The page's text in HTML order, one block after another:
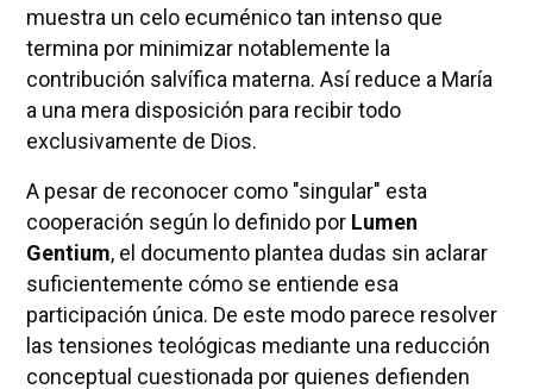
muestra un celo ecuménico tan intenso que
termina por minimizar notablemente la
contribución salvífica materna. Así reduce a María
a una mera disposición para recibir todo
exclusivamente de Dios.
A pesar de reconocer como "singular" esta
cooperación según lo definido por Lumen
Gentium, el documento plantea dudas sin aclarar
suficientemente cómo se entiende esa
participación única. De este modo parece resolver
las tensiones teológicas mediante una reducción
conceptual cuestionada por quienes defienden